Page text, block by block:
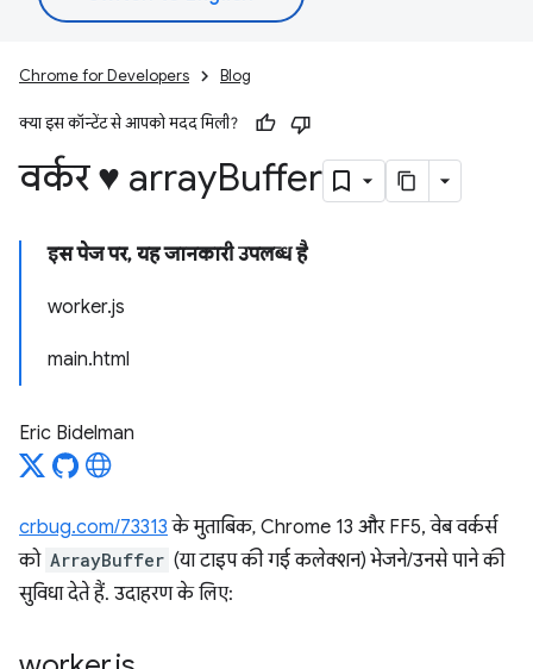
Chrome for Developers Blog
क्या इस कॉन्टेंट से आपको मदद मिली?
वर्कर ♥ arrayBuffer
इस पेज पर, यह जानकारी उपलब्ध है
worker.js
main.html
Eric Bidelman
crbug.com/73313 के मुताबिक, Chrome 13 और FF5, वेब वर्कर्स
को ArrayBuffer (या टाइप की गई कलेक्शन) भेजने/उनसे पाने की
सुविधा देते हैं. उदाहरण के लिए: